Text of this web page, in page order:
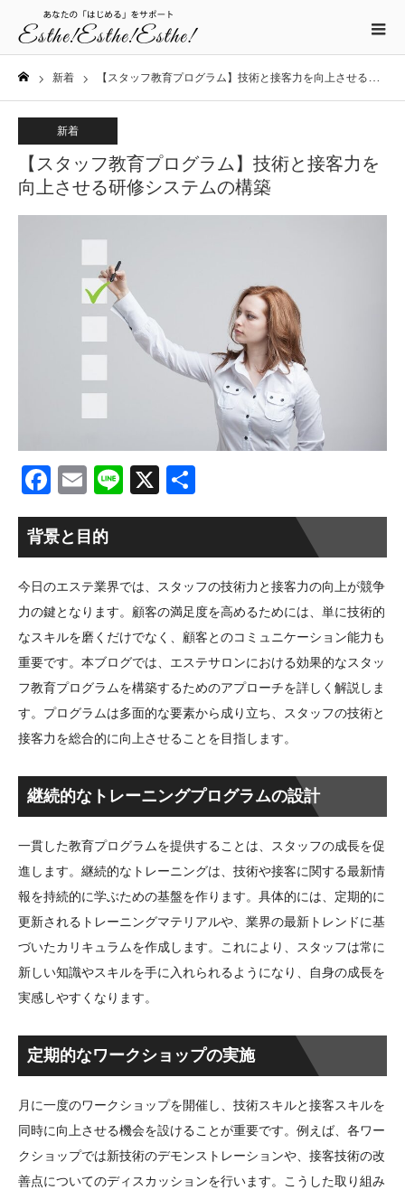
新着 【スタッフ教育プログラム】技術と接客力を向上させる研修システムの構築
新着
【スタッフ教育プログラム】技術と接客力を
向上させる研修システムの構築
Facebook
EmailLine
X
有
背景と目的
今日のエステ業界では、スタッフの技術力と接客力の向上が競争
力の鍵となります。顧客の満足度を高めるためには、単に技術的
なスキルを磨くだけでなく、顧客とのコミュニケーション能力も
重要です。本ブログでは、エステサロンにおける効果的なスタッ
フ教育プログラムを構築するためのアプローチを詳しく解説しま
す。プログラムは多面的な要素から成り立ち、スタッフの技術と
接客力を総合的に向上させることを目指します。
継続的なトレーニングプログラムの設計
一貫した教育プログラムを提供することは、スタッフの成長を促
進します。継続的なトレーニングは、技術や接客に関する最新情
報を持続的に学ぶための基盤を作ります。具体的には、定期的に
更新されるトレーニングマテリアルや、業界の最新トレンドに基
づいたカリキュラムを作成します。これにより、スタッフは常に
新しい知識やスキルを手に入れられるようになり、自身の成長を
実感しやすくなります。
定期的なワークショップの実施
月に一度のワークショップを開催し、技術スキルと接客スキルを
同時に向上させる機会を設けることが重要です。例えば、各ワー
クショップでは新技術のデモンストレーションや、接客技術の改
善点についてのディスカッションを行います。こうした取り組み